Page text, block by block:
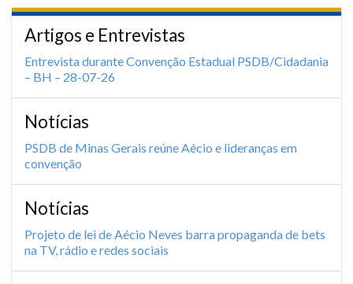
Artigos e Entrevistas
Entrevista durante Convenção Estadual PSDB/Cidadania
– BH – 28-07-26
Notícias
PSDB de Minas Gerais reúne Aécio e lideranças em
convenção
Notícias
Projeto de lei de Aécio Neves barra propaganda de bets
na TV, rádio e redes sociais